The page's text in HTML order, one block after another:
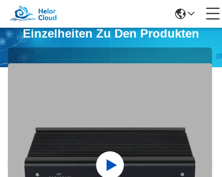
Einzelheiten Zu Den Produkten